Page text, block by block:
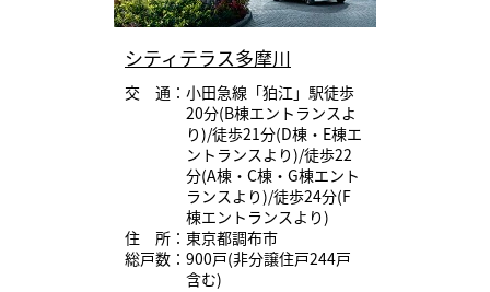
シティテラス多摩川
交 通：小田急線「狛江」駅徒歩
20分(B棟エントランスよ
り)/徒歩21分(D棟・E棟エ
ントランスより)/徒歩22
分(A棟・C棟・G棟エント
ランスより)/徒歩24分(F
棟エントランスより)
住 所：東京都調布市
総戸数：900戸(非分譲住戸244戸
含む)